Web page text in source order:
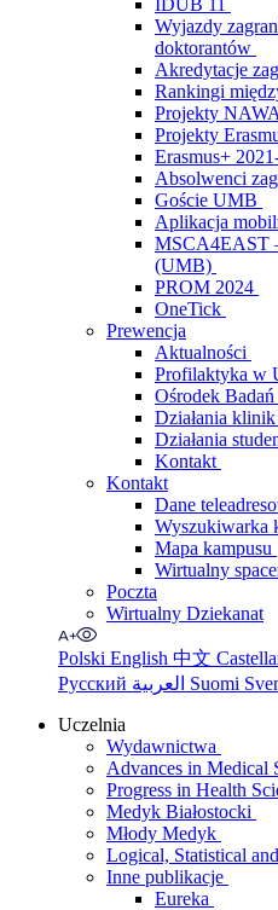
IDUB 11
Wyjazdy
doktorantów
Akredytacje
Rankingi
Projekty NAWA
Projekty
Erasmus+
Absolwenci
Goście UMB
Aplikacja
MSCA4EAST
(UMB)
PROM 2024
OneTick
Prewencja
Aktualności
Profilaktyka w
Ośrodek
Działania
Działania
Kontakt
Kontakt
Dane
Wyszukiwarka
Mapa kampusu
Wirtualny
Poczta
Wirtualny Dziekanat
Polski English 中文
Русский
Suomi
Uczelnia
Wydawnictwa
Advances in Medical
Progress in Health
Medyk Białostocki
Młody Medyk
Logical, Statistical
Inne publikacje
Eureka